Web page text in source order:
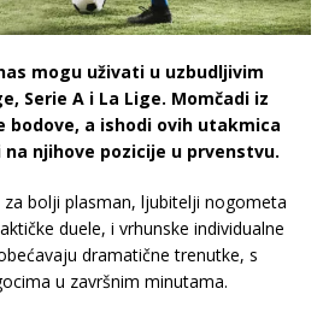
mogu uživati u uzbudljivim
Serie A i La Lige. Momčadi iz
bodove, a ishodi ovih utakmica
njihove pozicije u prvenstvu.
bolji plasman, ljubitelji nogometa
duele, i vrhunske individualne
dramatične trenutke, s
u završnim minutama.